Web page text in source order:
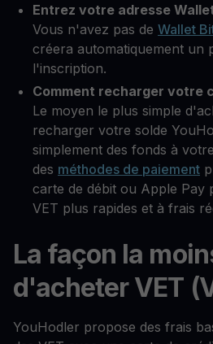
Entrez votre adresse
Vous n'avez pas de Wallet
créera automatiquement un
l'inscription.
Comment recharger votre
Le moyen le plus simple
recharger votre solde
simplement des fonds à
des méthodes de paiement
carte de débit ou Apple
VET plus rapides et à frais
La façon la
d'acheter VET
YouHodler propose des frais